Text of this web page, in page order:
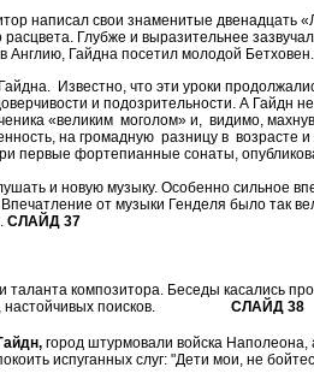
написал свои знаменитые
Глубже и выразительнее
Англию, Гайдна посетил молодой Бетховен.
Известно, что эти уроки
и подозрительности. А Гайдн
«великим моголом» и, видимо,
на громадную разницу в возрасте
первые фортепианные сонаты,
и новую музыку. Особенно сильное
от музыки Генделя было так
СЛАЙД 37
композитора. Беседы касались
настойчивых поисков. СЛАЙД 38
город штурмовали войска
испуганных слуг: "Дети мои, не